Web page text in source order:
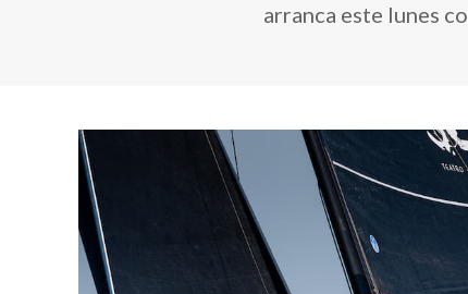
arranca este lunes